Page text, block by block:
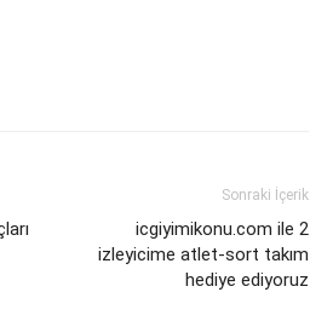
Sonraki İçerik
icgiyimikonu.com ile 2
izleyicime atlet-sort takım
hediye ediyoruz